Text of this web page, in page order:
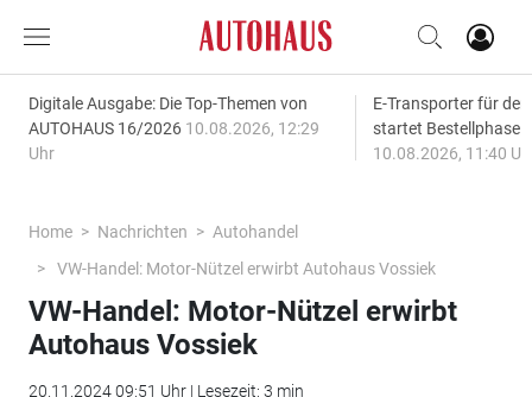
Digitale Ausgabe: Die Top-Themen von
AUTOHAUS 16/2026 10.08.2026, 12:29
Uhr
E-Transporter für
startet Bestellphase
10.08.2026, 11:40
Home Nachrichten
Autohandel
VW-Handel: Motor-Nützel erwirbt Autohaus Vossiek
VW-Handel: Motor-Nützel erwirbt
Autohaus Vossiek
20.11.2024 09:51 Uhr | Lesezeit: 3 min